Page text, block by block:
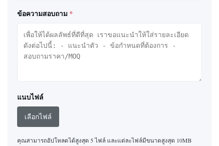
ข้อความสอบถาม *
แนบไฟล์
เลือกไฟล์
คุณสามารถอัปโหลดได้สูงสุด 5 ไฟล์ และแต่ละไฟล์มีขนาดสูงสุด 10MB